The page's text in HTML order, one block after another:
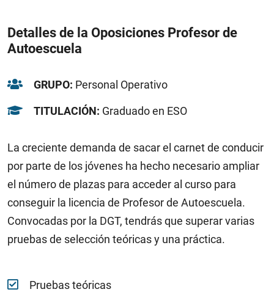
Detalles de la Oposiciones Profesor de
Autoescuela
GRUPO: Personal Operativo
TITULACIÓN: Graduado en ESO
La creciente demanda de sacar el carnet de conducir
por parte de los jóvenes ha hecho necesario ampliar
el número de plazas para acceder al curso para
conseguir la licencia de Profesor de Autoescuela.
Convocadas por la DGT, tendrás que superar varias
pruebas de selección teóricas y una práctica.
Pruebas teóricas